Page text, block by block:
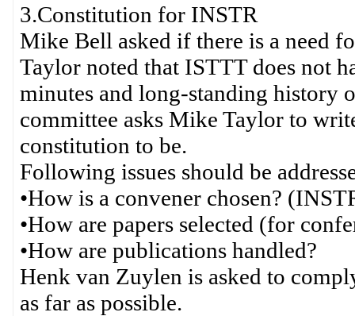
3.Constitution for INSTR
Mike Bell asked if there is a need
Taylor noted that ISTTT does not
minutes and long-standing
committee asks Mike Taylor to
constitution to be.
Following issues should be
•How is a convener chosen?
•How are papers selected (for
•How are publications handled?
Henk van Zuylen is asked to
as far as possible.